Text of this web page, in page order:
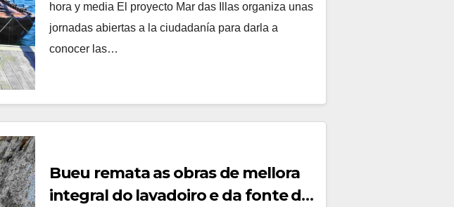
hora y media El proyecto Mar das Illas organiza unas
jornadas abiertas a la ciudadanía para darla a
conocer las…
Bueu remata as obras de mellora
integral do lavadoiro e da fonte do